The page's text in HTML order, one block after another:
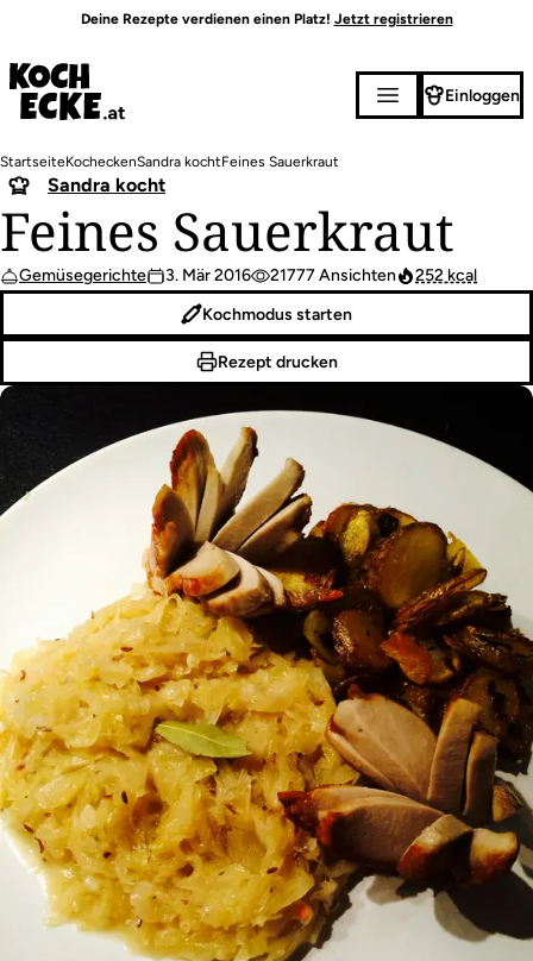
Inhalt
Deine Rezepte verdienen einen Platz! Jetzt registrieren
Einloggen
Pfadnavigation
StartseiteKocheckenSandra kochtFeines Sauerkraut
Feines Sauerkraut
Gemüsegerichte 3. Mär 2016 21777 Ansichten 252 kcal
Sandra kocht
Kochmodus starten
Rezept drucken